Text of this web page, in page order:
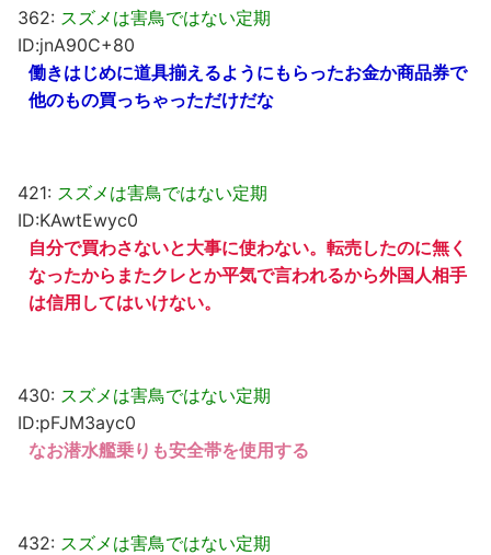
362: スズメは害鳥ではない定期
ID:jnA90C+80
働きはじめに道具揃えるようにもらったお金か商品券で
他のもの買っちゃっただけだな
421: スズメは害鳥ではない定期
ID:KAwtEwyc0
自分で買わさないと大事に使わない。転売したのに無く
なったからまたクレとか平気で言われるから外国人相手
は信用してはいけない。
430: スズメは害鳥ではない定期
ID:pFJM3ayc0
なお潜水艦乗りも安全帯を使用する
432: スズメは害鳥ではない定期